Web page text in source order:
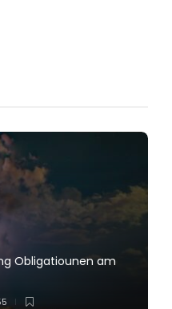
Obligatiounen am